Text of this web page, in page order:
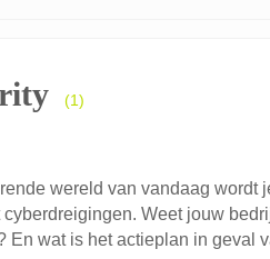
(1)
wereld van vandaag wordt
Weet jouw
En wat is het actieplan in geval